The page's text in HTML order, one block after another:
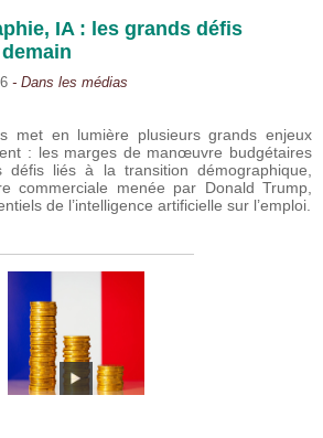
IA : les grands défis
- Dans les médias
met en lumière plusieurs grands enjeux
: les marges de manœuvre budgétaires
défis liés à la transition démographique,
commerciale menée par Donald Trump,
de l’intelligence artificielle sur l’emploi.